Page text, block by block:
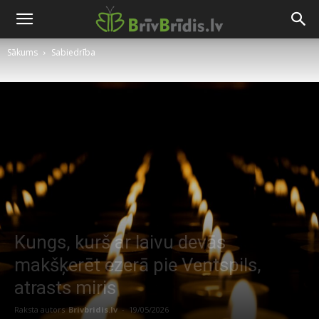
Sākums Sabiedrība
Kungs, kurš ar laivu devās
makšķerēt ezerā pie Ventspils,
atrasts miris
Raksta autors Brivbridis.lv - 19/05/2026